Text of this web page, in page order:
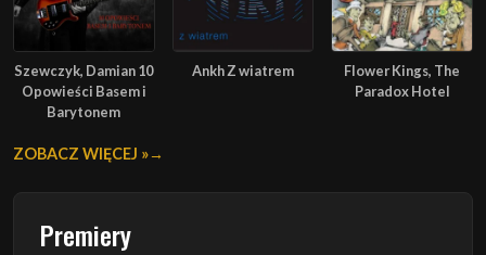
Szewczyk, Damian 10
Opowieści Basem i
Barytonem
Ankh Z wiatrem
Flower Kings, The
Paradox Hotel
ZOBACZ WIĘCEJ »
Premiery